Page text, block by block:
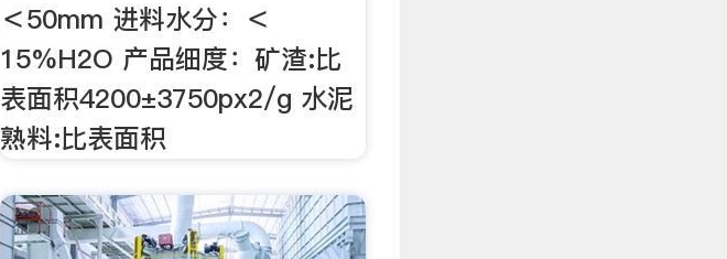
＜50mm 进料水分：＜
15%H2O 产品细度：矿渣:比
表面积4200±3750px2/g 水泥
熟料:比表面积